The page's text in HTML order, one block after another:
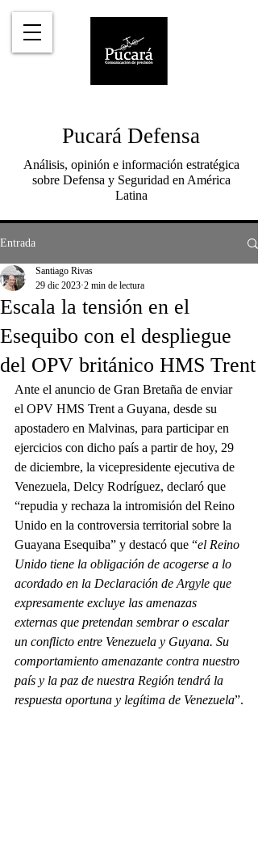
Pucará Defensa
Análisis, opinión e información estratégica
sobre Defensa y Seguridad en América
Latina
Entrada
Escala la tensión en el
Esequibo con el despliegue
del OPV británico HMS Trent
Santiago Rivas
29 dic 2023 2 min de lectura
Ante el anuncio de Gran Bretaña de enviar
el OPV HMS Trent a Guyana, desde su
apostadero en Malvinas, para participar en
ejercicios con dicho país a partir de hoy, 29
de diciembre, la vicepresidente ejecutiva de
Venezuela, Delcy Rodríguez, declaró que
“repudia y rechaza la intromisión del Reino
Unido en la controversia territorial sobre la
Guayana Esequiba” y destacó que “el Reino
Unido tiene la obligación de acogerse a lo
acordado en la Declaración de Argyle que
expresamente excluye las amenazas
externas que pretendan sembrar o escalar
un conflicto entre Venezuela y Guyana. Su
comportamiento amenazante contra nuestro
país y la paz de nuestra Región tendrá la
respuesta oportuna y legítima de Venezuela”.